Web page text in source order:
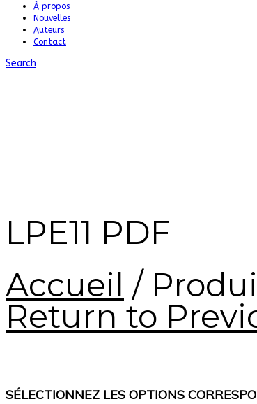
À propos
Nouvelles
Auteurs
Contact
Search
LPE11 PDF
Accueil /
Return to
SÉLECTIONNEZ LES OPTIONS